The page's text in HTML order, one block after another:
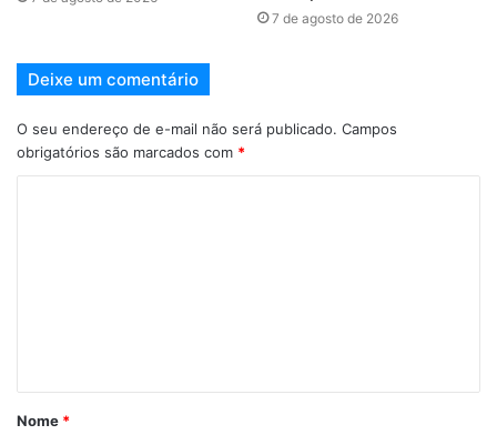
7 de agosto de 2026
Deixe um comentário
O seu endereço de e-mail não será publicado. Campos
obrigatórios são marcados com *
Nome *